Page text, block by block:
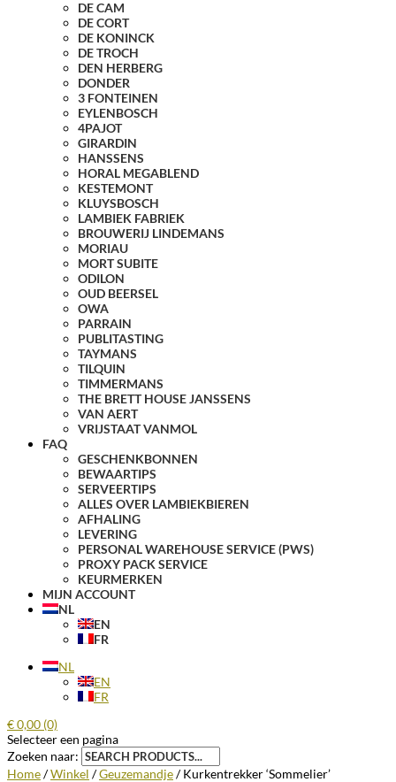
DE CAM
DE CORT
DE KONINCK
DE TROCH
DEN HERBERG
DONDER
3 FONTEINEN
EYLENBOSCH
4PAJOT
GIRARDIN
HANSSENS
HORAL MEGABLEND
KESTEMONT
KLUYSBOSCH
LAMBIEK FABRIEK
BROUWERIJ LINDEMANS
MORIAU
MORT SUBITE
ODILON
OUD BEERSEL
OWA
PARRAIN
PUBLITASTING
TAYMANS
TILQUIN
TIMMERMANS
THE BRETT HOUSE JANSSENS
VAN AERT
VRIJSTAAT VANMOL
FAQ
GESCHENKBONNEN
BEWAARTIPS
SERVEERTIPS
ALLES OVER LAMBIEKBIEREN
AFHALING
LEVERING
PERSONAL WAREHOUSE SERVICE (PWS)
PROXY PACK SERVICE
KEURMERKEN
MIJN ACCOUNT
NL
EN
FR
NL
EN
FR
€0,00 (0)
Selecteer een pagina
Zoeken naar:
Home/Winkel /Geuzemandje/ Kurkentrekker ‘Sommelier’